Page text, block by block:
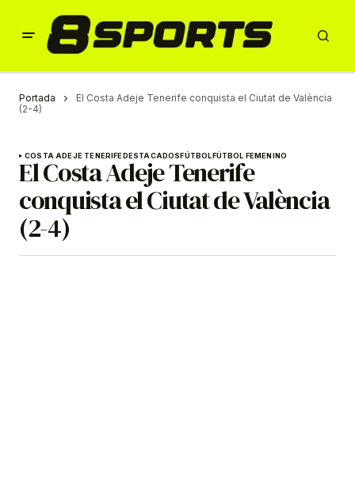
Portada
El Costa Adeje Tenerife conquista el Ciutat de València
(2-4)
COSTA ADEJE TENERIFEDESTACADOSFÚTBOLFÚTBOL FEMENINO
El Costa Adeje Tenerife
conquista el Ciutat de València
(2-4)